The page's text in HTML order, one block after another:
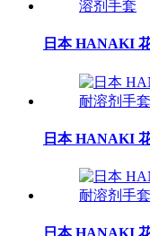
日本 HANAKI
日本 HANAKI